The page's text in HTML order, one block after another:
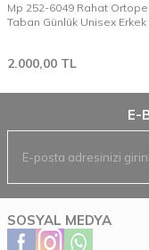
Mp 252-6049 Rahat
Taban Günlük Unisex
2.000,00 TL
E-
SOSYAL MEDYA